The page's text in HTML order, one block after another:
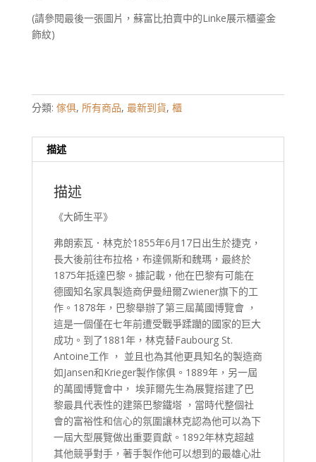
(請參閱最後一張圖片，蘇富比拍賣中的Linke展示櫃鎏金
飾紋)
分類: 傢俱, 所有商品, 最新到貨, 櫃
描述
描述
《大師生平》
弗朗索瓦．林克於1855年6月17日出生於捷克，
長大後前往布拉格，布達佩斯和魏瑪，最終於
1875年抵達巴黎。據記載，他在巴黎有可能在
德國知名家具製造商伊曼紐爾Zwiener旗下的工
作。1878年，巴黎舉辦了第三屆萬國博覽會 ，
這是一個僅在七年前遭受戰爭蹂躪的國家的巨大
成功。到了1881年，林克替Faubourg St.
Antoine工作 ， 並且也為其他更具知名的製造商
如Jansen和Krieger製作傢俱。1889年，另一屆
的萬國博覽會中， 埃菲爾先生為展覽搭建了巴
黎最具代表性的建築巴黎鐵塔 ，當時代整個社
會的富裕性和信心的氛圍讓林克認為他可以為下
一屆大型展覽做出重要貢獻。1892年林克超越
其他競爭對手，著手製作他可以想到的最雄心壯